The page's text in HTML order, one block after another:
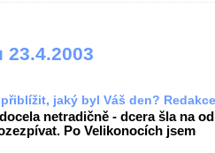
23.4.2003
jaký byl Váš den? Redakce
netradičně - dcera šla na
Po Velikonocích jsem